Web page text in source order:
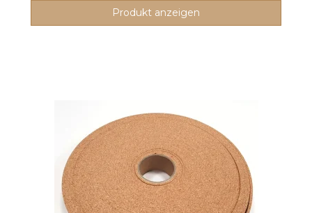
Produkt anzeigen